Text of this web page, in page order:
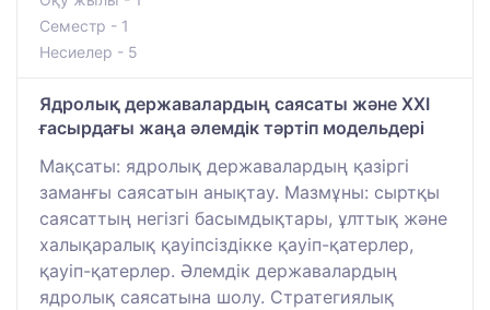
Семестр - 1
Несиелер - 5
Ядролық державалардың саясаты және ХХІ
ғасырдағы жаңа әлемдік тәртіп модельдері
Мақсаты: ядролық державалардың қазіргі
заманғы саясатын анықтау. Мазмұны: сыртқы
саясаттың негізгі басымдықтары, ұлттық және
халықаралық қауіпсіздікке қауіп-қатерлер,
қауіп-қатерлер. Әлемдік державалардың
ядролық саясатына шолу. Стратегиялық